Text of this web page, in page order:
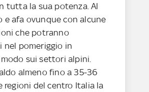
tutta la sua potenza. Al
e afa ovunque con alcune
che potranno
nel pomeriggio in
sui settori alpini.
almeno fino a 35-36
regioni del centro Italia la